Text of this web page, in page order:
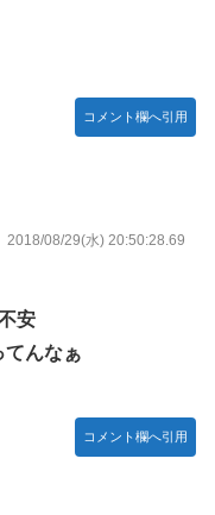
コメント欄へ引用
2018/08/29(水) 20:50:28.69
安
てんなぁ
コメント欄へ引用